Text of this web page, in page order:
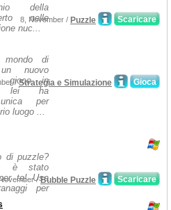
della
nelle
nuc...
Scaricare
8, November / Puzzle
di
nuovo
gioco in
lei ha
unica per
luogo ...
Gioca
/Strategia e Simulazione
di puzzle?
è stato
te! Usa
per
Scaricare
/Bubble Puzzle